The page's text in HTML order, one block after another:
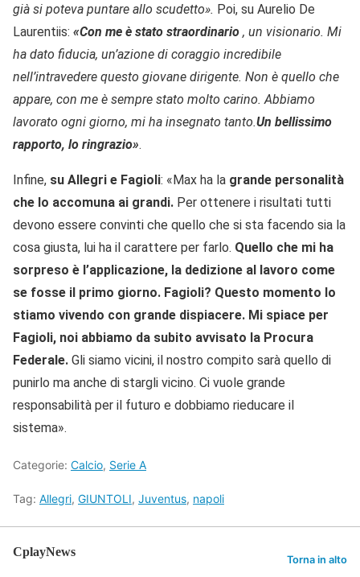
già si poteva puntare allo scudetto». Poi, su Aurelio De
Laurentiis: «Con me è stato straordinario , un visionario. Mi
ha dato fiducia, un’azione di coraggio incredibile
nell’intravedere questo giovane dirigente. Non è quello che
appare, con me è sempre stato molto carino. Abbiamo
lavorato ogni giorno, mi ha insegnato tanto.Un bellissimo
rapporto, lo ringrazio».
Infine, su Allegri e Fagioli: «Max ha la grande personalità
che lo accomuna ai grandi. Per ottenere i risultati tutti
devono essere convinti che quello che si sta facendo sia la
cosa giusta, lui ha il carattere per farlo. Quello che mi ha
sorpreso è l’applicazione, la dedizione al lavoro come
se fosse il primo giorno. Fagioli? Questo momento lo
stiamo vivendo con grande dispiacere. Mi spiace per
Fagioli, noi abbiamo da subito avvisato la Procura
Federale. Gli siamo vicini, il nostro compito sarà quello di
punirlo ma anche di stargli vicino. Ci vuole grande
responsabilità per il futuro e dobbiamo rieducare il
sistema».
Categorie: Calcio, Serie A
Tag: Allegri, GIUNTOLI, Juventus, napoli
CplayNews
Torna in alto